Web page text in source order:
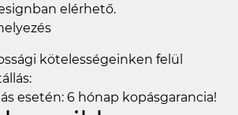
elérhető.
kötelességeinken felül
esetén: 6 hónap kopásgarancia!